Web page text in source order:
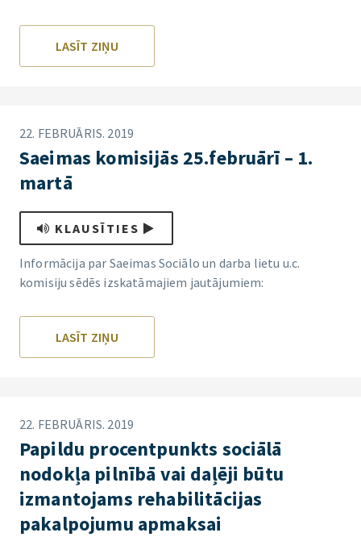
LASĪT ZIŅU
22. FEBRUĀRIS. 2019
Saeimas komisijās 25.februārī – 1.
martā
KLAUSĪTIES
Informācija par Saeimas Sociālo un darba lietu u.c.
komisiju sēdēs izskatāmajiem jautājumiem:
LASĪT ZIŅU
22. FEBRUĀRIS. 2019
Papildu procentpunkts sociālā
nodokļa pilnībā vai daļēji būtu
izmantojams rehabilitācijas
pakalpojumu apmaksai